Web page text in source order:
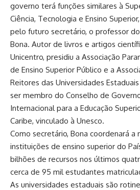
governo terá funções similares à
Ciência, Tecnologia e Ensino
pelo futuro secretário, o professor
Bona. Autor de livros e artigos
Unicentro, presidiu a Associação
de Ensino Superior Público e a
Reitores das Universidades
ser membro do Conselho de
Internacional para a Educação
Caribe, vinculado à Unesco.
Como secretário, Bona coordenará a
instituições de ensino superior do
bilhões de recursos nos últimos
cerca de 95 mil estudantes
As universidades estaduais são